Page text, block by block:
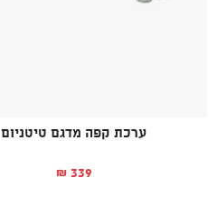
ערכת קפה מדגם טיטניום
₪ 339